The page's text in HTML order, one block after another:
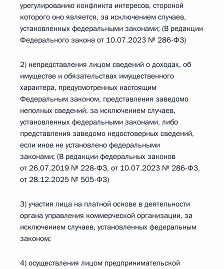
урегулированию конфликта интересов, стороной
которого оно является, за исключением случаев,
установленных федеральными законами; (В редакции
Федерального закона от 10.07.2023 № 286-ФЗ)
2) непредставления лицом сведений о доходах, об
имуществе и обязательствах имущественного
характера, предусмотренных настоящим
Федеральным законом, представления заведомо
неполных сведений, за исключением случаев,
установленных федеральными законами, либо
представления заведомо недостоверных сведений,
если иное не установлено федеральными
законами; (В редакции федеральных законов
от 26.07.2019 № 228-ФЗ, от 10.07.2023 № 286-ФЗ,
от 28.12.2025 № 505-ФЗ)
3) участия лица на платной основе в деятельности
органа управления коммерческой организации, за
исключением случаев, установленных федеральным
законом;
4) осуществления лицом предпринимательской